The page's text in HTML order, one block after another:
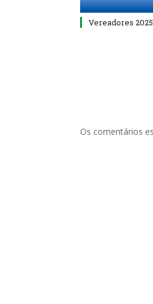
Vereadores
Os comentários